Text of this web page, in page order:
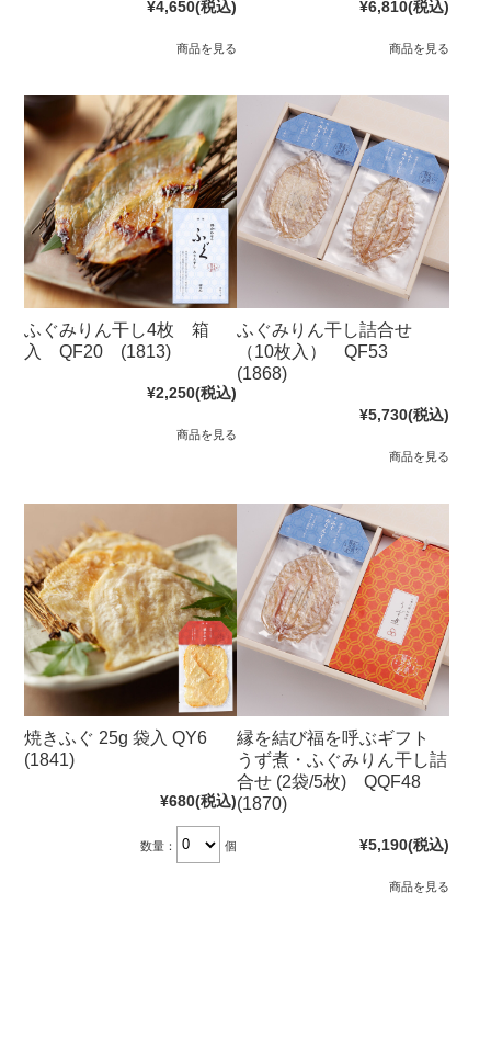
¥4,650(税込)
商品を見る
¥6,810(税込)
商品を見る
ふぐみりん干し4枚 箱
入 QF20 (1813)
¥2,250(税込)
商品を見る
ふぐみりん干し詰合せ
（10枚入） QF53
(1868)
¥5,730(税込)
商品を見る
焼きふぐ 25g 袋入 QY6
(1841)
¥680(税込)
数量： 個
縁を結び福を呼ぶギフト
うず煮・ふぐみりん干し詰
合せ (2袋/5枚) QQF48
(1870)
¥5,190(税込)
商品を見る